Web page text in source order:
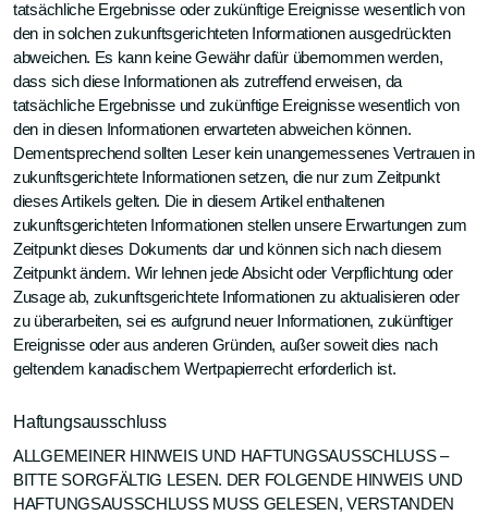
tatsächliche Ergebnisse oder zukünftige Ereignisse wesentlich von
den in solchen zukunftsgerichteten Informationen ausgedrückten
abweichen. Es kann keine Gewähr dafür übernommen werden,
dass sich diese Informationen als zutreffend erweisen, da
tatsächliche Ergebnisse und zukünftige Ereignisse wesentlich von
den in diesen Informationen erwarteten abweichen können.
Dementsprechend sollten Leser kein unangemessenes Vertrauen in
zukunftsgerichtete Informationen setzen, die nur zum Zeitpunkt
dieses Artikels gelten. Die in diesem Artikel enthaltenen
zukunftsgerichteten Informationen stellen unsere Erwartungen zum
Zeitpunkt dieses Dokuments dar und können sich nach diesem
Zeitpunkt ändern. Wir lehnen jede Absicht oder Verpflichtung oder
Zusage ab, zukunftsgerichtete Informationen zu aktualisieren oder
zu überarbeiten, sei es aufgrund neuer Informationen, zukünftiger
Ereignisse oder aus anderen Gründen, außer soweit dies nach
geltendem kanadischem Wertpapierrecht erforderlich ist.
Haftungsausschluss
ALLGEMEINER HINWEIS UND HAFTUNGSAUSSCHLUSS –
BITTE SORGFÄLTIG LESEN. DER FOLGENDE HINWEIS UND
HAFTUNGSAUSSCHLUSS MUSS GELESEN, VERSTANDEN